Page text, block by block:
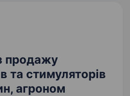
продажу
та стимуляторів
агроном